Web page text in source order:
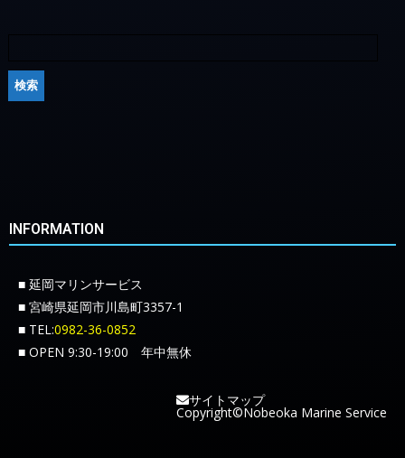
INFORMATION
■ 延岡マリンサービス
■ 宮崎県延岡市川島町3357-1
■ TEL:0982-36-0852
■ OPEN 9:30-19:00 年中無休
サイトマップ
Copyright©Nobeoka Marine Service